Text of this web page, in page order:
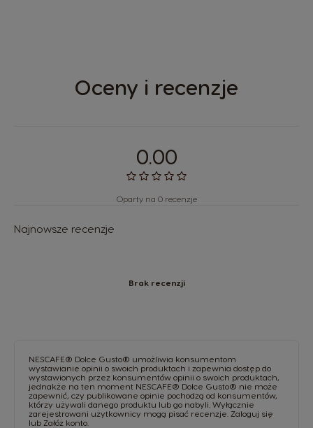
Oceny i recenzje
0.00
Oparty na 0 recenzje
Najnowsze recenzje
Brak recenzji
NESCAFE® Dolce Gusto® umożliwia konsumentom
wystawianie opinii o swoich produktach i zapewnia dostęp do
wystawionych przez konsumentów opinii o swoich produktach,
jednakże na ten moment NESCAFE® Dolce Gusto® nie może
zapewnić, czy publikowane opinie pochodzą od konsumentów,
którzy używali danego produktu lub go nabyli. Wyłącznie
zarejestrowani użytkownicy mogą pisać recenzje. Zaloguj się
lub Załóż konto